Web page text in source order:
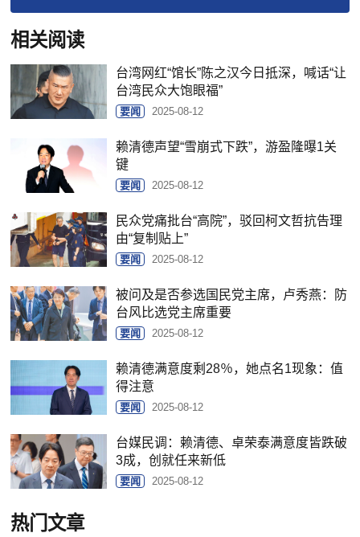
相关阅读
台湾网红“馆长”陈之汉今日抵深，喊话“让
台湾民众大饱眼福”
要闻 2025-08-12
赖清德声望“雪崩式下跌”，游盈隆曝1关
键
要闻 2025-08-12
民众党痛批台“高院”，驳回柯文哲抗告理
由“复制贴上”
要闻 2025-08-12
被问及是否参选国民党主席，卢秀燕：防
台风比选党主席重要
要闻 2025-08-12
赖清德满意度剩28％，她点名1现象：值
得注意
要闻 2025-08-12
台媒民调：赖清德、卓荣泰满意度皆跌破
3成，创就任来新低
要闻 2025-08-12
热门文章